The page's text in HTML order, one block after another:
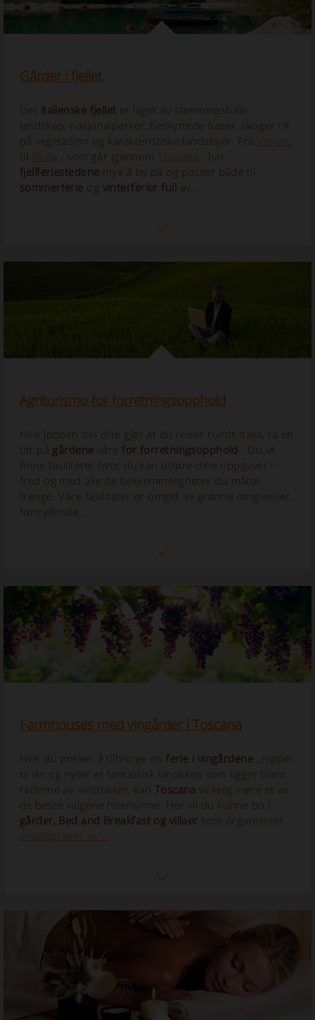
Gårder i fjellet
Det italienske fjellet er laget av stemningsfulle
landskap, nasjonalparker, beskyttede oaser, skoger rik
på vegetasjon og karakteristiske landsbyer. Fra Veneto
til Sicilia , som går gjennomToscana , har
fjellferiestedene mye å by på og passer både til
sommerferie og vinterferier full av...
Agriturismo for forretningsopphold
Hvis jobben din ofte gjør at du reiser rundt Italia, ta en
titt på gårdene våre for forretningsopphold . Du vil
finne fasiliteter hvor du kan utføre dine oppgaver i
fred og med alle de bekvemmeligheter du måtte
trenge. Våre fasiliteter er omgitt av grønne omgivelser,
fortryllende...
Farmhouses med vingårder i Toscana
Hvis du ønsker å tilbringe en ferie i vingårdene , nipper
til vin og nyter et fantastisk landskap som ligger blant
raderne av vinstokker, kan Toscana virkelig være et av
de beste valgene noensinne. Her vil du kunne bo i
gårder, Bed and Breakfast og villaer som organiserer
smaksprøver av...